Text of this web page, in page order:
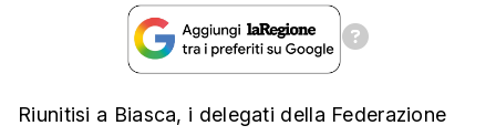
Riunitisi a Biasca, i delegati della Federazione